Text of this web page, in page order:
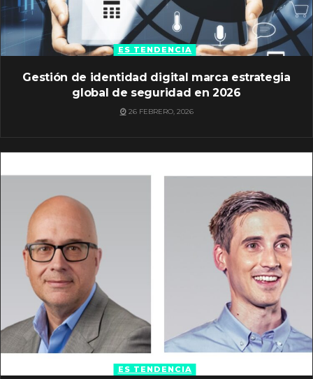
ES TENDENCIA
Gestión de identidad digital marca estrategia
global de seguridad en 2026
26 FEBRERO, 2026
ES TENDENCIA